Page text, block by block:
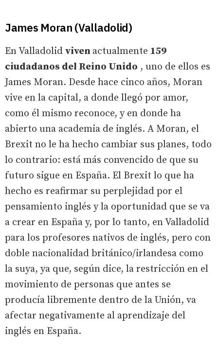
James Moran (Valladolid)
En Valladolid viven actualmente 159
ciudadanos del Reino Unido , uno de ellos es
James Moran. Desde hace cinco años, Moran
vive en la capital, a donde llegó por amor,
como él mismo reconoce, y en donde ha
abierto una academia de inglés. A Moran, el
Brexit no le ha hecho cambiar sus planes, todo
lo contrario: está más convencido de que su
futuro sigue en España. El Brexit lo que ha
hecho es reafirmar su perplejidad por el
pensamiento inglés y la oportunidad que se va
a crear en España y, por lo tanto, en Valladolid
para los profesores nativos de inglés, pero con
doble nacionalidad británico/irlandesa como
la suya, ya que, según dice, la restricción en el
movimiento de personas que antes se
producía libremente dentro de la Unión, va
afectar negativamente al aprendizaje del
inglés en España.